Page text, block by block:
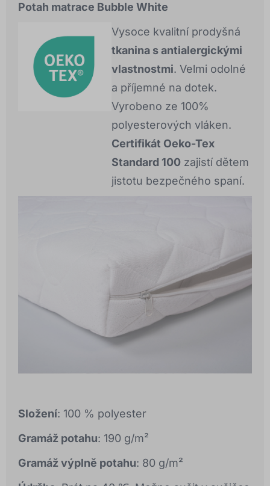
Potah matrace Bubble White
Vysoce kvalitní prodyšná
tkanina s antialergickými
vlastnostmi. Velmi odolné
a příjemné na dotek.
Vyrobeno ze 100%
polyesterových vláken.
Certifikát Oeko-Tex
Standard 100 zajistí dětem
jistotu bezpečného spaní.
Složení: 100 % polyester
Gramáž potahu: 190 g/m²
Gramáž výplně potahu: 80 g/m²